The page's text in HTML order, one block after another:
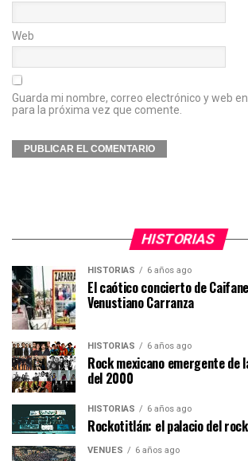
Web
Guarda mi nombre, correo electrónico y web
para la próxima vez que comente.
HISTORIAS
HISTORIAS 6 años ago
El caótico concierto de
Venustiano Carranza
HISTORIAS 6 años ago
Rock mexicano emergente de
del 2000
HISTORIAS 6 años ago
Rockotitlán: el palacio del
VENUES 6 años ago